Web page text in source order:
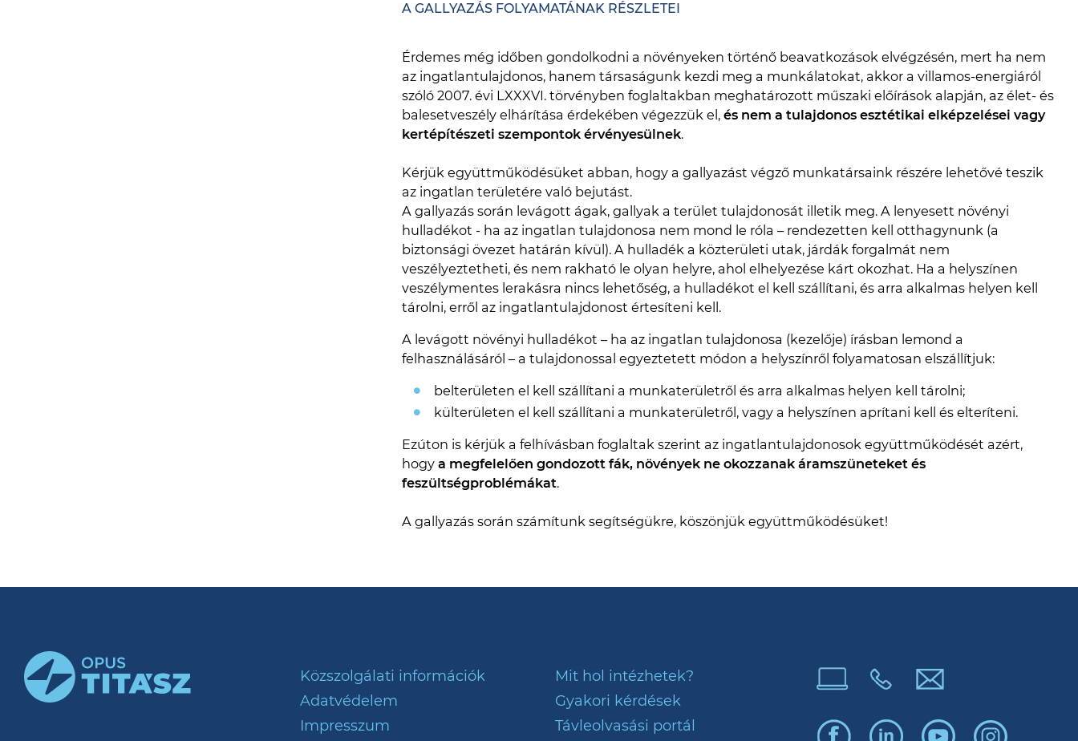
A GALLYAZÁS FOLYAMATÁNAK RÉSZLETEI
Érdemes még időben gondolkodni a növényeken történő beavatkozások elvégzésén, mert ha nem
az ingatlantulajdonos, hanem társaságunk kezdi meg a munkálatokat, akkor a villamos-energiáról
szóló 2007. évi LXXXVI. törvényben foglaltakban meghatározott műszaki előírások alapján, az élet- és
balesetveszély elhárítása érdekében végezzük el, és nem a tulajdonos esztétikai elképzelései vagy
kertépítészeti szempontok érvényesülnek.
Kérjük együttműködésüket abban, hogy a gallyazást végző munkatársaink részére lehetővé teszik
az ingatlan területére való bejutást.
A gallyazás során levágott ágak, gallyak a terület tulajdonosát illetik meg. A lenyesett növényi
hulladékot - ha az ingatlan tulajdonosa nem mond le róla – rendezetten kell otthagynunk (a
biztonsági övezet határán kívül). A hulladék a közterületi utak, járdák forgalmát nem
veszélyeztetheti, és nem rakható le olyan helyre, ahol elhelyezése kárt okozhat. Ha a helyszínen
veszélymentes lerakásra nincs lehetőség, a hulladékot el kell szállítani, és arra alkalmas helyen kell
tárolni, erről az ingatlantulajdonost értesíteni kell.
A levágott növényi hulladékot – ha az ingatlan tulajdonosa (kezelője) írásban lemond a
felhasználásáról – a tulajdonossal egyeztetett módon a helyszínről folyamatosan elszállítjuk:
belterületen el kell szállítani a munkaterületről és arra alkalmas helyen kell tárolni;
külterületen el kell szállítani a munkaterületről, vagy a helyszínen aprítani kell és elteríteni.
Ezúton is kérjük a felhívásban foglaltak szerint az ingatlantulajdonosok együttműködését azért,
hogy a megfelelően gondozott fák, növények ne okozzanak áramszüneteket és
feszültségproblémákat.
A gallyazás során számítunk segítségükre, köszönjük együttműködésüket!
Közszolgálati információk
Adatvédelem
Impresszum
Mit hol intézhetek?
Gyakori kérdések
Távleolvasási portál